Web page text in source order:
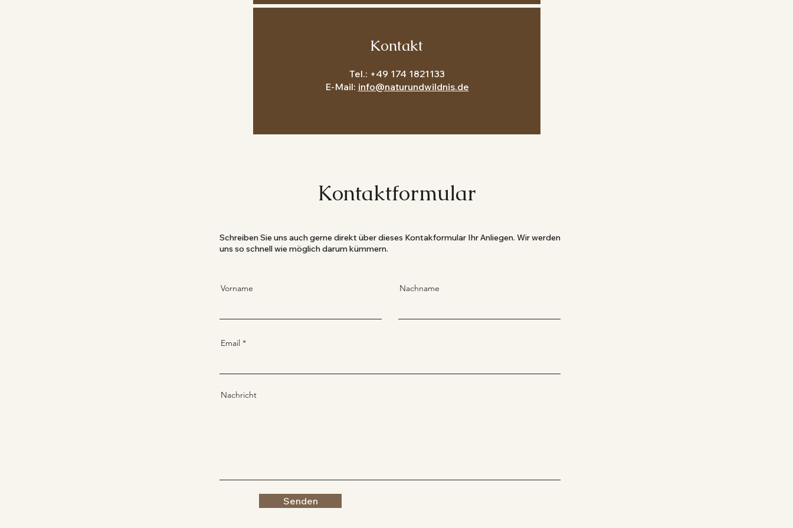
Kontakt
Tel.: +49 174 1821133
E-Mail: info@naturundwildnis.de
Kontaktformular
Schreiben Sie uns auch gerne direkt über dieses Kontakformular Ihr Anliegen. Wir werden
uns so schnell wie möglich darum kümmern.
Vorname Nachname
Email
Nachricht
Senden